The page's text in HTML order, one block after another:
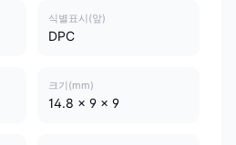
식별표시(앞)
DPC
크기(mm)
14.8 x 9 x 9